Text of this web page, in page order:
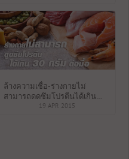
ล้างความเชื่อ-ร่างกายไม่
สามารถดูดซึมโปรตีนได้เกิน
30กรัมต่อมื้อ19 APR 2015